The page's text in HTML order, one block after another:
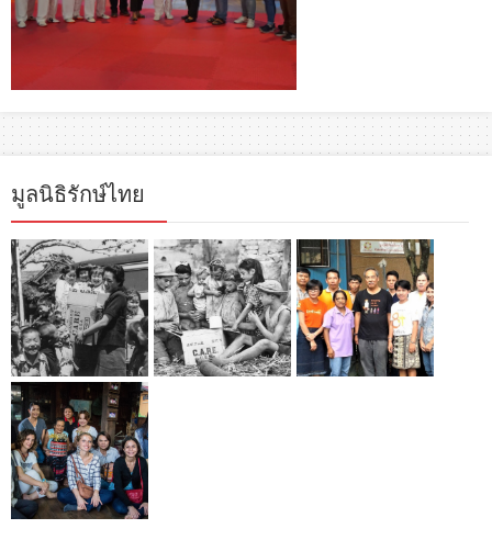
มูลนิธิรักษ์ไทย